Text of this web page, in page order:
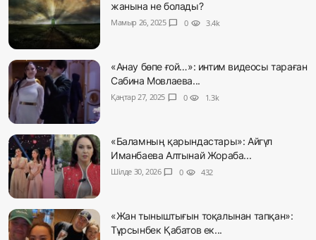
жанына не болады?
Мамыр 26, 2025 chat_bubble 0 visibility 3.4k
«Анау бөпе ғой…»: интим видеосы тараған
Сабина Мовлаева...
Қаңтар 27, 2025 chat_bubble 0 visibility 1.3k
«Баламның қарындастары»: Айгүл
Иманбаева Алтынай Жораба...
Шілде 30, 2026 chat_bubble 0 visibility 432
«Жан тыныштығын тоқалынан тапқан»:
Тұрсынбек Қабатов ек...